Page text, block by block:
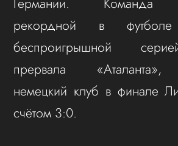
рекордной в футболе
беспроигрышной
прервала «Аталанта»,
немецкий клуб в финале
счётом 3:0.